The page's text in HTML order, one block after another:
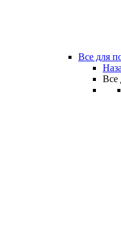
Все для
Все